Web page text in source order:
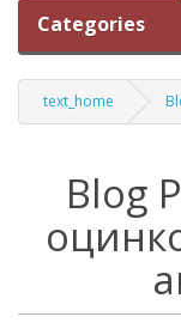
Categories
text_home
Blog